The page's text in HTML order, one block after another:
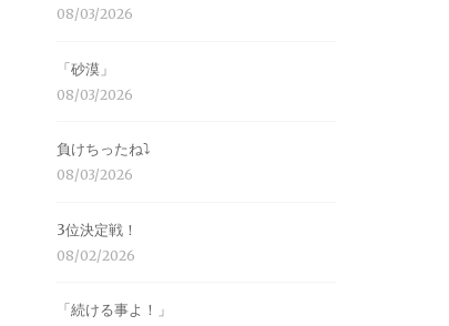
08/03/2026
「砂漠」
08/03/2026
負けちったね⤵︎
08/03/2026
3位決定戦！
08/02/2026
「続ける事よ！」